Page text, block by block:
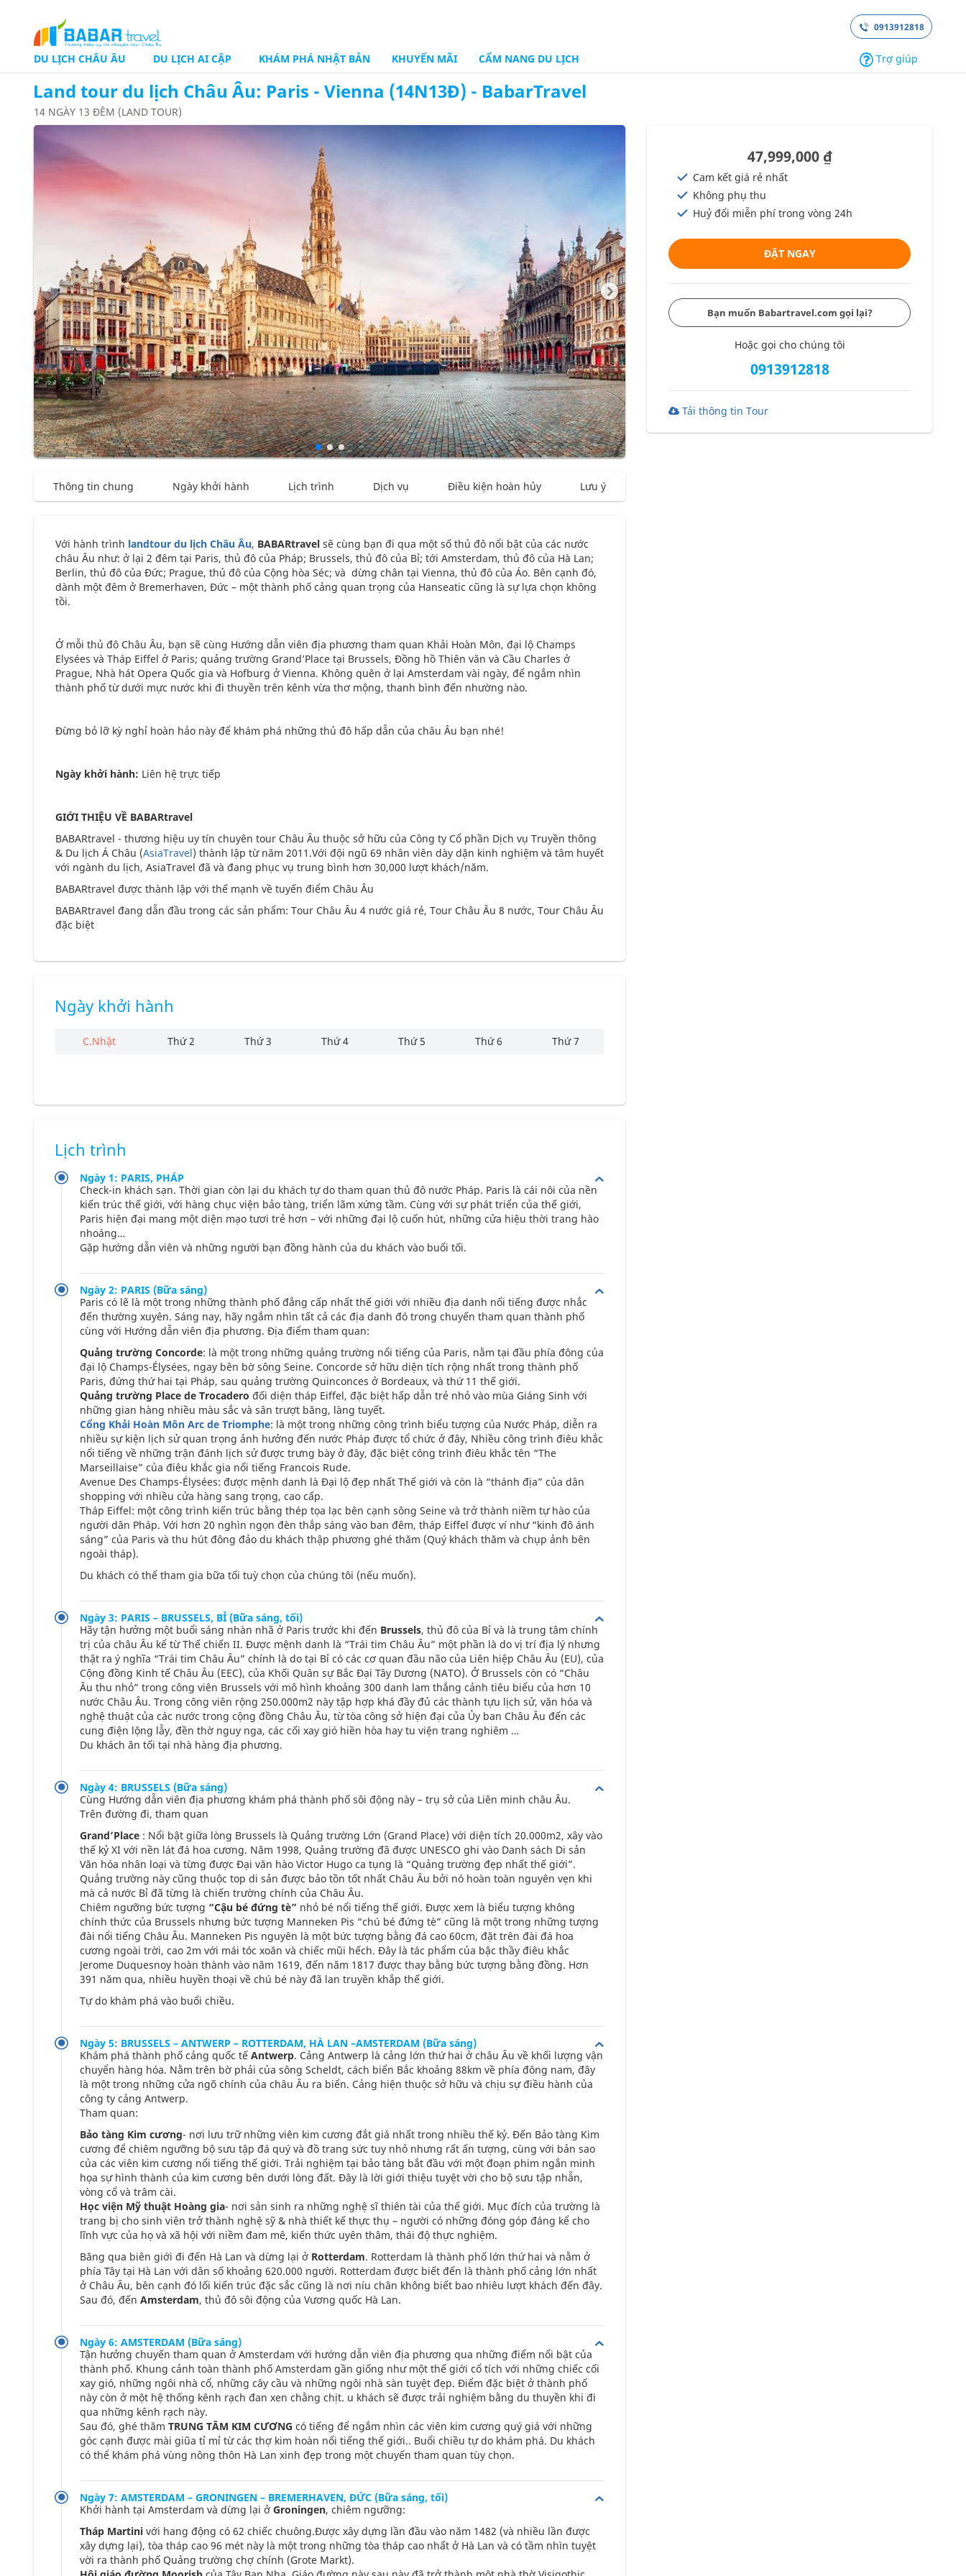
0913912818
DU LỊCH CHÂU ÂU
CHÂU ÂU TẾT 2025
DU LỊCH AI CẬP
KHÁM PHÁ LIÊN LỤC ĐỊA Á
PHI
KHÁM PHÁ NHẬT BẢN KHUYẾN MÃI CẨM NANG DU LỊCH Trợ giúp
Land tour du lịch Châu Âu: Paris - Vienna (14N13Đ) - BabarTravel
14 NGÀY 13 ĐÊM (LAND TOUR)
Thông tin chung Ngày khởi hành Lịch trình Dịch vụ Điều kiện hoàn hủy Lưu ý
Với hành trình landtour du lịch Châu Âu, BABARtravel sẽ cùng bạn đi qua một số thủ đô nổi bật của các nước
châu Âu như: ở lại 2 đêm tại Paris, thủ đô của Pháp; Brussels, thủ đô của Bỉ; tới Amsterdam, thủ đô của Hà Lan;
Berlin, thủ đô của Đức; Prague, thủ đô của Cộng hòa Séc; và dừng chân tại Vienna, thủ đô của Áo. Bên cạnh đó,
dành một đêm ở Bremerhaven, Đức – một thành phố cảng quan trọng của Hanseatic cũng là sự lựa chọn không
tồi.
Ở mỗi thủ đô Châu Âu, bạn sẽ cùng Hướng dẫn viên địa phương tham quan Khải Hoàn Môn, đại lộ Champs
Elysées và Tháp Eiffel ở Paris; quảng trường Grand’Place tại Brussels, Đồng hồ Thiên văn và Cầu Charles ở
Prague, Nhà hát Opera Quốc gia và Hofburg ở Vienna. Không quên ở lại Amsterdam vài ngày, để ngắm nhìn
thành phố từ dưới mực nước khi đi thuyền trên kênh vừa thơ mộng, thanh bình đến nhường nào.
Đừng bỏ lỡ kỳ nghỉ hoàn hảo này để khám phá những thủ đô hấp dẫn của châu Âu bạn nhé!
Ngày khởi hành: Liên hệ trực tiếp
GIỚI THIỆU VỀ BABARtravel
BABARtravel - thương hiệu uy tín chuyên tour Châu Âu thuộc sở hữu của Công ty Cổ phần Dịch vụ Truyền thông
& Du lịch Á Châu (AsiaTravel) thành lập từ năm 2011.Với đội ngũ 69 nhân viên dày dặn kinh nghiệm và tâm huyết
với ngành du lịch, AsiaTravel đã và đang phục vụ trung bình hơn 30,000 lượt khách/năm.
BABARtravel được thành lập với thế mạnh về tuyến điểm Châu Âu
BABARtravel đang dẫn đầu trong các sản phẩm: Tour Châu Âu 4 nước giá rẻ, Tour Châu Âu 8 nước, Tour Châu Âu
đặc biệt
Ngày khởi hành
C.Nhật Thứ 2 Thứ 3 Thứ 4 Thứ 5 Thứ 6 Thứ 7
Lịch trình
Ngày 1: PARIS, PHÁP
Check-in khách sạn. Thời gian còn lại du khách tự do tham quan thủ đô nước Pháp. Paris là cái nôi của nền
kiến trúc thế giới, với hàng chục viện bảo tàng, triển lãm xứng tầm. Cùng với sự phát triển của thế giới,
Paris hiện đại mang một diện mạo tươi trẻ hơn – với những đại lộ cuốn hút, những cửa hiệu thời trang hào
nhoáng…
Gặp hướng dẫn viên và những người bạn đồng hành của du khách vào buổi tối.
Ngày 2: PARIS (Bữa sáng)
Paris có lẽ là một trong những thành phố đẳng cấp nhất thế giới với nhiều địa danh nổi tiếng được nhắc
đến thường xuyên. Sáng nay, hãy ngắm nhìn tất cả các địa danh đó trong chuyến tham quan thành phố
cùng với Hướng dẫn viên địa phương. Địa điểm tham quan:
Quảng trường Concorde: là một trong những quảng trường nổi tiếng của Paris, nằm tại đầu phía đông của
đại lộ Champs-Élysées, ngay bên bờ sông Seine. Concorde sở hữu diện tích rộng nhất trong thành phố
Paris, đứng thứ hai tại Pháp, sau quảng trường Quinconces ở Bordeaux, và thứ 11 thế giới.
Quảng trường Place de Trocadero đối diện tháp Eiffel, đặc biệt hấp dẫn trẻ nhỏ vào mùa Giáng Sinh với
những gian hàng nhiều màu sắc và sân trượt băng, làng tuyết.
Cổng Khải Hoàn Môn Arc de Triomphe: là một trong những công trình biểu tượng của Nước Pháp, diễn ra
nhiều sự kiện lịch sử quan trọng ảnh hưởng đến nước Pháp được tổ chức ở đây, Nhiều công trình điêu khắc
nổi tiếng về những trận đánh lịch sử được trưng bày ở đây, đặc biệt công trình điêu khắc tên “The
Marseillaise” của điêu khắc gia nổi tiếng Francois Rude.
Avenue Des Champs-Élysées: được mệnh danh là Đại lộ đẹp nhất Thế giới và còn là “thánh địa” của dân
shopping với nhiều cửa hàng sang trọng, cao cấp.
Tháp Eiffel: một công trình kiến trúc bằng thép tọa lạc bên cạnh sông Seine và trở thành niềm tự hào của
người dân Pháp. Với hơn 20 nghìn ngọn đèn thắp sáng vào ban đêm, tháp Eiffel được ví như “kinh đô ánh
sáng” của Paris và thu hút đông đảo du khách thập phương ghé thăm (Quý khách thăm và chụp ảnh bên
ngoài tháp).
Du khách có thể tham gia bữa tối tuỳ chọn của chúng tôi (nếu muốn).
Ngày 3: PARIS – BRUSSELS, BỈ (Bữa sáng, tối)
Hãy tận hưởng một buổi sáng nhàn nhã ở Paris trước khi đến Brussels, thủ đô của Bỉ và là trung tâm chính
trị của châu Âu kể từ Thế chiến II. Được mệnh danh là “Trái tim Châu Âu” một phần là do vị trí địa lý nhưng
thật ra ý nghĩa “Trái tim Châu Âu” chính là do tại Bỉ có các cơ quan đầu não của Liên hiệp Châu Âu (EU), của
Cộng đồng Kinh tế Châu Âu (EEC), của Khối Quân sự Bắc Đại Tây Dương (NATO). Ở Brussels còn có “Châu
Âu thu nhỏ” trong công viên Brussels với mô hình khoảng 300 danh lam thắng cảnh tiêu biểu của hơn 10
nước Châu Âu. Trong công viên rộng 250.000m2 này tập hợp khá đầy đủ các thành tựu lịch sử, văn hóa và
nghệ thuật của các nước trong cộng đồng Châu Âu, từ tòa công sở hiện đại của Ủy ban Châu Âu đến các
cung điện lộng lẫy, đền thờ nguy nga, các cối xay gió hiền hòa hay tu viện trang nghiêm …
Du khách ăn tối tại nhà hàng địa phương.
Ngày 4: BRUSSELS (Bữa sáng)
Cùng Hướng dẫn viên địa phương khám phá thành phố sôi động này – trụ sở của Liên minh châu Âu.
Trên đường đi, tham quan
Grand’Place : Nổi bật giữa lòng Brussels là Quảng trường Lớn (Grand Place) với diện tích 20.000m2, xây vào
thế kỷ XI với nền lát đá hoa cương. Năm 1998, Quảng trường đã được UNESCO ghi vào Danh sách Di sản
Văn hóa nhân loại và từng được Đại văn hào Victor Hugo ca tụng là “Quảng trường đẹp nhất thế giới”.
Quảng trường này cũng thuộc top di sản được bảo tồn tốt nhất Châu Âu bởi nó hoàn toàn nguyên vẹn khi
mà cả nước Bỉ đã từng là chiến trường chính của Châu Âu.
Chiêm ngưỡng bức tượng “Cậu bé đứng tè” nhỏ bé nổi tiếng thế giới. Được xem là biểu tượng không
chính thức của Brussels nhưng bức tượng Manneken Pis “chú bé đứng tè” cũng là một trong những tượng
đài nổi tiếng Châu Âu. Manneken Pis nguyên là một bức tượng bằng đá cao 60cm, đặt trên đài đá hoa
cương ngoài trời, cao 2m với mái tóc xoăn và chiếc mũi hếch. Đây là tác phẩm của bậc thầy điêu khắc
Jerome Duquesnoy hoàn thành vào năm 1619, đến năm 1817 được thay bằng bức tượng bằng đồng. Hơn
391 năm qua, nhiều huyền thoại về chú bé này đã lan truyền khắp thế giới.
Tự do khám phá vào buổi chiều.
Ngày 5: BRUSSELS – ANTWERP – ROTTERDAM, HÀ LAN –AMSTERDAM (Bữa sáng)
Khám phá thành phố cảng quốc tế Antwerp. Cảng Antwerp là cảng lớn thứ hai ở châu Âu về khối lượng vận
chuyển hàng hóa. Nằm trên bờ phải của sông Scheldt, cách biển Bắc khoảng 88km về phía đông nam, đây
là một trong những cửa ngõ chính của châu Âu ra biển. Cảng hiện thuộc sở hữu và chịu sự điều hành của
công ty cảng Antwerp.
Tham quan:
Bảo tàng Kim cương- nơi lưu trữ những viên kim cương đắt giá nhất trong nhiều thế kỷ. Đến Bảo tàng Kim
cương để chiêm ngưỡng bộ sưu tập đá quý và đồ trang sức tuy nhỏ nhưng rất ấn tượng, cùng với bản sao
của các viên kim cương nổi tiếng thế giới. Trải nghiệm tại bảo tàng bắt đầu với một đoạn phim ngắn minh
họa sự hình thành của kim cương bên dưới lòng đất. Đây là lời giới thiệu tuyệt vời cho bộ sưu tập nhẫn,
vòng cổ và trâm cài.
Học viện Mỹ thuật Hoàng gia- nơi sản sinh ra những nghệ sĩ thiên tài của thế giới. Mục đích của trường là
trang bị cho sinh viên trở thành nghệ sỹ & nhà thiết kế thực thụ – người có những đóng góp đáng kể cho
lĩnh vực của họ và xã hội với niềm đam mê, kiến thức uyên thâm, thái độ thực nghiệm.
Băng qua biên giới đi đến Hà Lan và dừng lại ở Rotterdam. Rotterdam là thành phố lớn thứ hai và nằm ở
phía Tây tại Hà Lan với dân số khoảng 620.000 người. Rotterdam được biết đến là thành phố cảng lớn nhất
ở Châu Âu, bên cạnh đó lối kiến trúc đặc sắc cũng là nơi níu chân không biết bao nhiêu lượt khách đến đây.
Sau đó, đến Amsterdam, thủ đô sôi động của Vương quốc Hà Lan.
Ngày 6: AMSTERDAM (Bữa sáng)
Tận hưởng chuyến tham quan ở Amsterdam với hướng dẫn viên địa phương qua những điểm nổi bật của
thành phố. Khung cảnh toàn thành phố Amsterdam gần giống như một thế giới cổ tích với những chiếc cối
xay gió, những ngôi nhà cổ, những cây cầu và những ngôi nhà sàn tuyệt đẹp. Điểm đặc biệt ở thành phố
này còn ở một hệ thống kênh rạch đan xen chằng chịt. u khách sẽ được trải nghiệm bằng du thuyền khi đi
qua những kênh rạch này.
Sau đó, ghé thăm TRUNG TÂM KIM CƯƠNG có tiếng để ngắm nhìn các viên kim cương quý giá với những
góc cạnh được mài giũa tỉ mỉ từ các thợ kim hoàn nổi tiếng thế giới.. Buổi chiều tự do khám phá. Du khách
có thể khám phá vùng nông thôn Hà Lan xinh đẹp trong một chuyến tham quan tùy chọn.
Ngày 7: AMSTERDAM – GRONINGEN – BREMERHAVEN, ĐỨC (Bữa sáng, tối)
Khởi hành tại Amsterdam và dừng lại ở Groningen, chiêm ngưỡng:
Tháp Martini với hang động có 62 chiếc chuông.Được xây dựng lần đầu vào năm 1482 (và nhiều lần được
xây dựng lại), tòa tháp cao 96 mét này là một trong những tòa tháp cao nhất ở Hà Lan và có tầm nhìn tuyệt
vời ra thành phố Quảng trường chợ chính (Grote Markt).
47,999,000 ₫
Cam kết giá rẻ nhất
Không phụ thu
Huỷ đổi miễn phí trong vòng 24h
ĐẶT NGAY
Bạn muốn Babartravel.com gọi lại?
Hoặc gọi cho chúng tôi
0913912818
Tải thông tin Tour